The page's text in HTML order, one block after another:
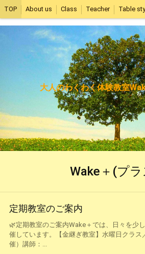
TOP About us Class Teacher Table
大人のわくわく体験教室
Wake＋(プ
定期教室のご案内
🌿定期教室のご案内Wake＋では、日々を少
催しています。【金継ぎ教室】水曜日クラス
催）講師：...